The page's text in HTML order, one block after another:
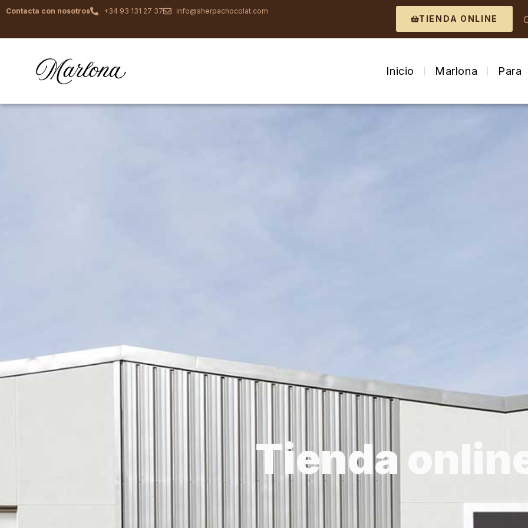
Contacta con nosotros +34 93 131 27 37 info@sherpachocolat.com
TIENDA ONLINE
Inicio Marlona Para
Tienda